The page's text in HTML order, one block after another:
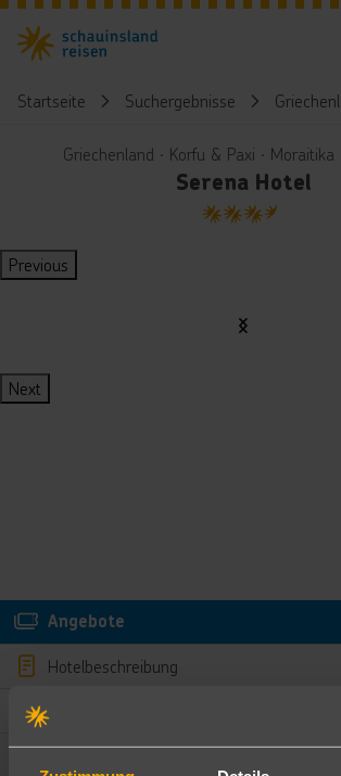
Startseite Suchergebnisse
Griechenland ∙ Korfu & Paxi ∙ Moraitika
Serena Hotel
3.5
Previous
Next
Angebote
Hotelbeschreibung
Bewertungen